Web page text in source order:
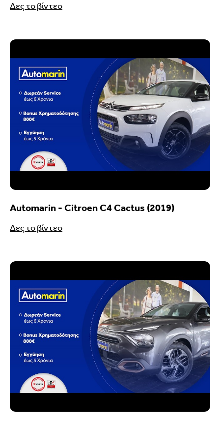
Δες το βίντεο
Automarin - Citroen C4 Cactus (2019)
Δες το βίντεο